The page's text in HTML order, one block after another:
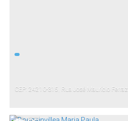
CEP: 24210-315 Rua José Maurício Ferraz